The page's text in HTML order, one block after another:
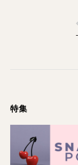
特集